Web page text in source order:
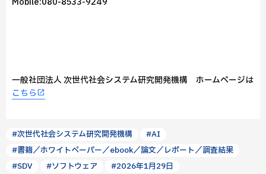
一般社団法人 次世代社会システム研究開発機構 ホームページは
こちら
#次世代社会システム研究開発機構
#AI
#書籍／ホワイトペーパー／ebook／論文／レポート／調査結果
#SDV
#ソフトウェア #2026年1月29日